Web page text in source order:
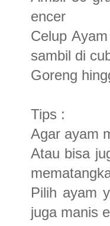
encer
Celup
sambil di
Goreng
Tips :
Agar ayam
Atau bisa
Pilih ayam
juga manis